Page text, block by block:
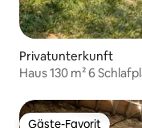
Privatunterkunft
Haus 130 m² 6
Gäste-Favorit